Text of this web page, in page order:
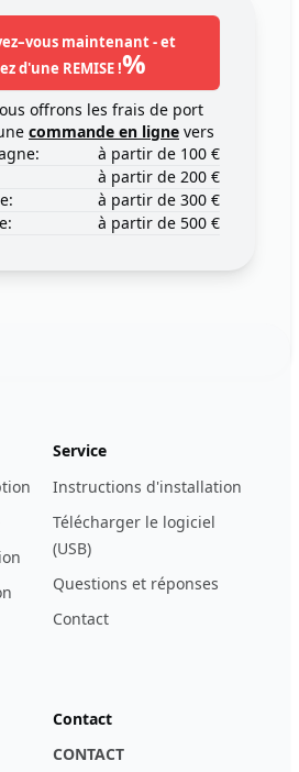
maintenant - et
d'une REMISE !%
offrons les frais de port
commande en ligne vers
à partir de 100 €
à partir de 200 €
à partir de 300 €
à partir de 500 €
Service
Instructions d'installation
Télécharger le logiciel
(USB)
Questions et réponses
Contact
Contact
CONTACT